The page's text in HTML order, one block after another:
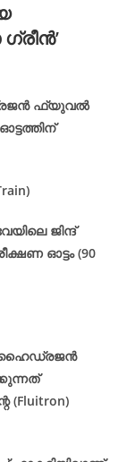
ഫ്യുവൽ
ജിന്ദ്
ഓട്ടം (90
ഹൈഡ്രജൻ
(Fluitron)